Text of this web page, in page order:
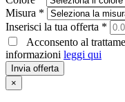
Misura *
Inserisci la tua offerta *
Acconsento al
informazioni leggi qui
Invia offerta
×